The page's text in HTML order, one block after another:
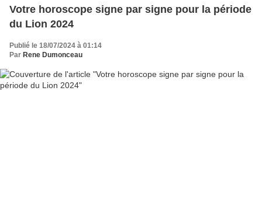
Votre horoscope signe par signe pour la période
du Lion 2024
Publié le 18/07/2024 à 01:14
Par Rene Dumonceau